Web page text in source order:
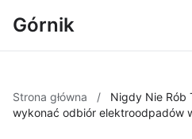
Górnik
Strona główna /
Nigdy Nie Rób
wykonać odbiór elektroodpadów